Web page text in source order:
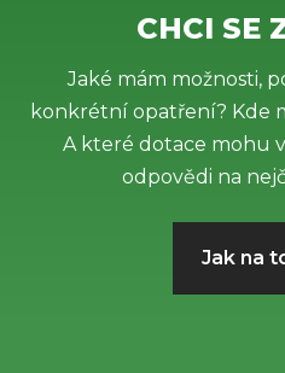
CHCI SE
Jaké mám možnosti,
konkrétní opatření? Kde
A které dotace mohu
odpovědi na
Jak na